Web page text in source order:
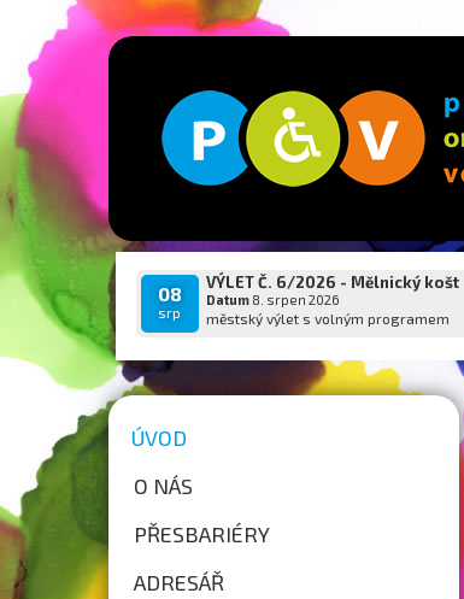
08
srp
VÝLET Č. 6/2026 - Mělnický košt
Datum8. srpen 2026
městský výlet s volným programem
ÚVOD
O NÁS
PŘESBARIÉRY
ADRESÁŘ